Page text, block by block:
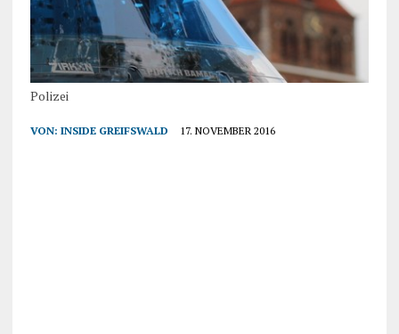
Polizei
VON: INSIDE GREIFSWALD 17. NOVEMBER 2016